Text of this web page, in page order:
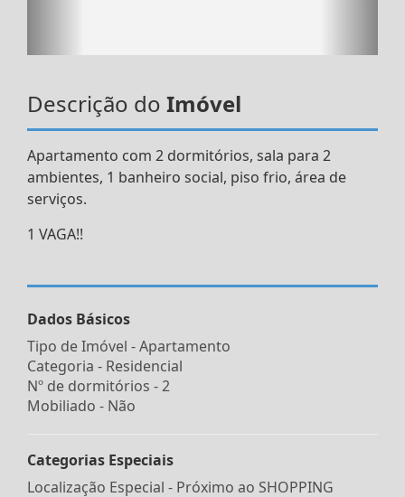
Descrição do Imóvel
Apartamento com 2 dormitórios, sala para 2
ambientes, 1 banheiro social, piso frio, área de
serviços.
1 VAGA!!
Dados Básicos
Tipo de Imóvel - Apartamento
Categoria - Residencial
Nº de dormitórios - 2
Mobiliado - Não
Categorias Especiais
Localização Especial - Próximo ao SHOPPING